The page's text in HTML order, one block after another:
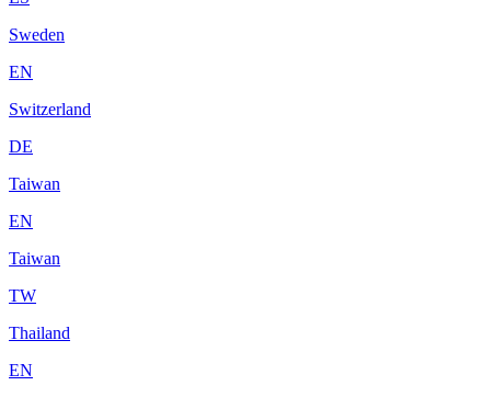
Sweden
EN
Switzerland
DE
Taiwan
EN
Taiwan
TW
Thailand
EN